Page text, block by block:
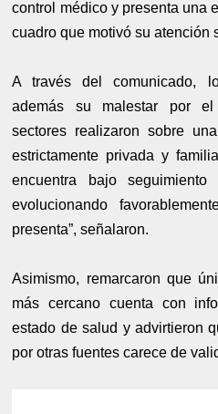
control médico y presenta una
cuadro que motivó su atención
A través del comunicado,
además su malestar por el
sectores realizaron sobre
estrictamente privada y
encuentra bajo seguimiento
evolucionando
presenta”, señalaron.
Asimismo, remarcaron que
más cercano cuenta con
estado de salud y advirtieron
por otras fuentes carece de